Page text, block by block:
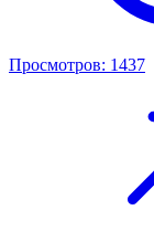
Просмотров: 1437